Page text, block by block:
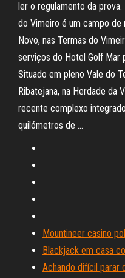
ler o regulamento da
do Vimeiro é um campo
Novo, nas Termas do
serviços do Hotel Golf Mar
Situado em pleno Vale do
Ribatejana, na Herdade da
recente complexo
quilómetros de …
Mountineer casino
Blackjack em casa
Achando difícil parar